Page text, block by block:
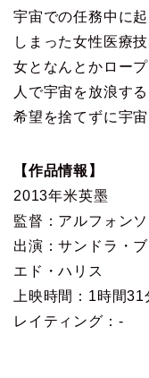
宇宙での任務中に
しまった女性医療
女となんとかロー
人で宇宙を放浪す
希望を捨てずに宇
【作品情報】
2013年米英墨
監督：アルフォン
出演：サンドラ・
エド・ハリス
上映時間：1時間31
レイティング：-